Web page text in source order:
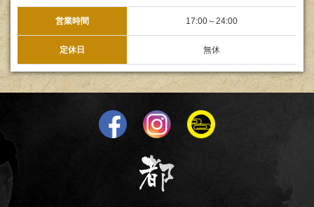
営業時間 17:00～24:00
定休日 無休